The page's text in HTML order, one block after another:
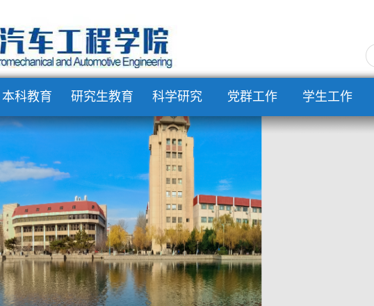
本科教育 研究生教育 科学研究 党群工作 学生工作